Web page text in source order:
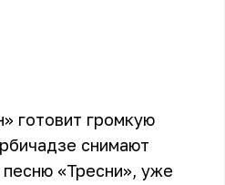
готовит громкую
снимают
«Тресни», уже